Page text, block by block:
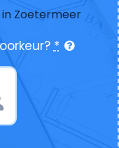
Zoetermeer
*